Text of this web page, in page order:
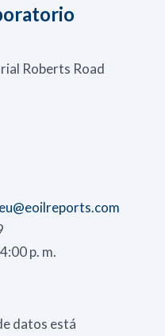
Roberts Road
p. m.
datos está